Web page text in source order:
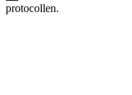
protocollen.